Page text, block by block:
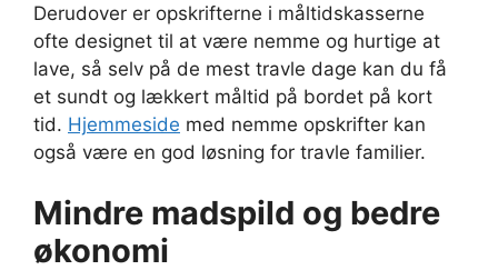
Derudover er opskrifterne i måltidskasserne
ofte designet til at være nemme og hurtige at
lave, så selv på de mest travle dage kan du få
et sundt og lækkert måltid på bordet på kort
tid. Hjemmeside med nemme opskrifter kan
også være en god løsning for travle familier.
Mindre madspild og bedre
økonomi